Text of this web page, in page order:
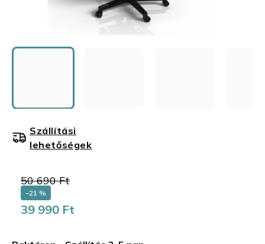
50 690 Ft
–21 %
39 990 Ft
Szállítási
lehetőségek